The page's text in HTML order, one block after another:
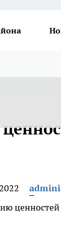
ценностей